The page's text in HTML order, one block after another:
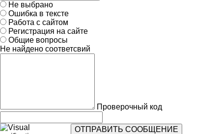
Не выбрано
Ошибка в тексте
Работа с сайтом
Регистрация на сайте
Общие вопросы
Не найдено соответсвий
Проверочный код